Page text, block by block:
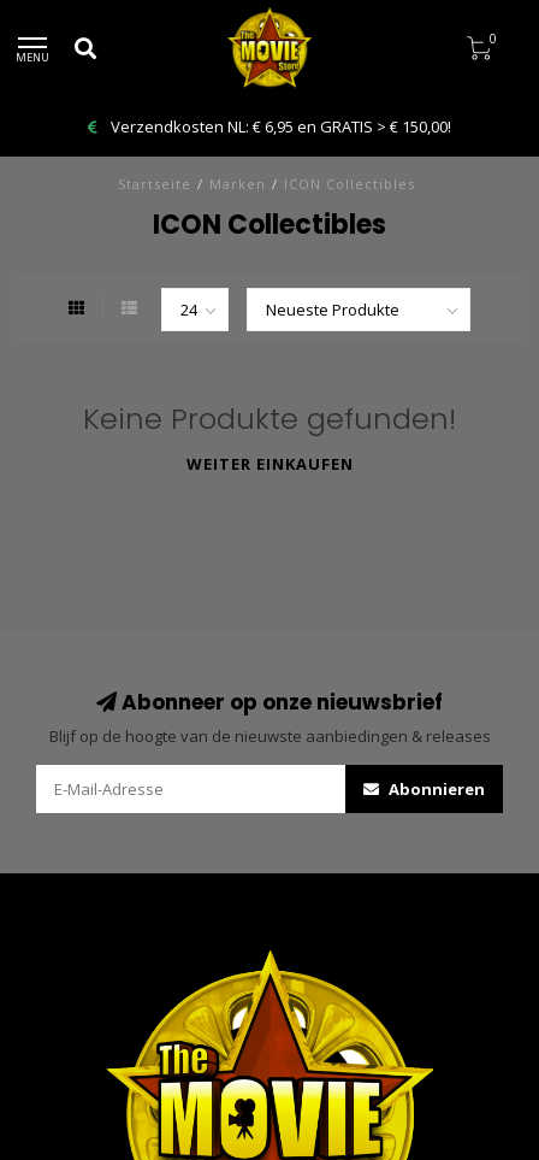
MENU
0
Verzendkosten NL: € 6,95 en GRATIS > € 150,00!
Startseite / Marken / ICON Collectibles
ICON Collectibles
Keine Produkte gefunden!
WEITER EINKAUFEN
Abonneer op onze nieuwsbrief
Blijf op de hoogte van de nieuwste aanbiedingen & releases
Abonnieren